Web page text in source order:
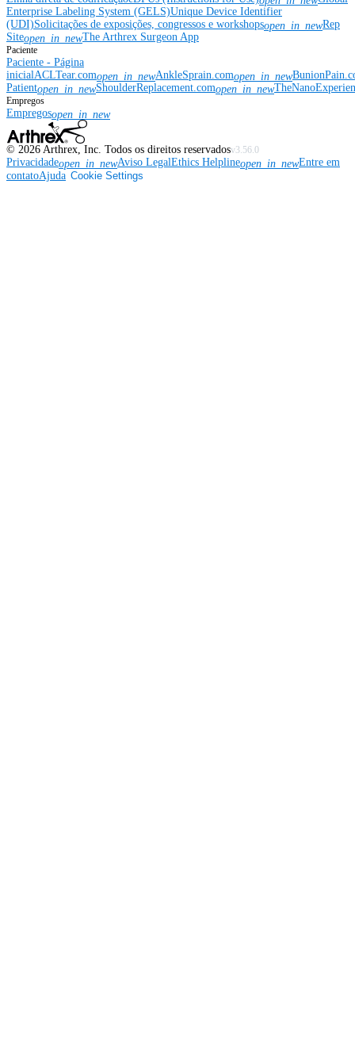
Enterprise Labeling System (GELS)Unique Device Identifier
(UDI)Solicitações de exposições, congressos e workshopsopen_in_newRep
Siteopen_in_newThe Arthrex Surgeon App
Paciente
Paciente - Página
inicialACLTear.comopen_in_newAnkleSprain.comopen_in_new
Patientopen_in_newShoulderReplacement.comopen_in_new
Empregos
Empregosopen_in_new
© 2026 Arthrex, Inc. Todos os direitos reservadosv3.56.0
Privacidadeopen_in_newAviso LegalEthics Helplineopen_in_newEntre em
contatoAjuda Cookie Settings